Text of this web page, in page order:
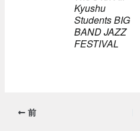
Kyushu
Students BIG
BAND JAZZ
FESTIVAL
前